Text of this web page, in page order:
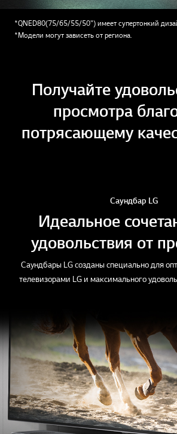
*QNED80(75/65/55/50") имеет супертонкий
*Модели могут зависеть от региона.
Получайте
просмотра
потрясающему
Саундбар LG
Идеальное
удовольствия от
Саундбары LG созданы специально для
телевизорами LG и максимального